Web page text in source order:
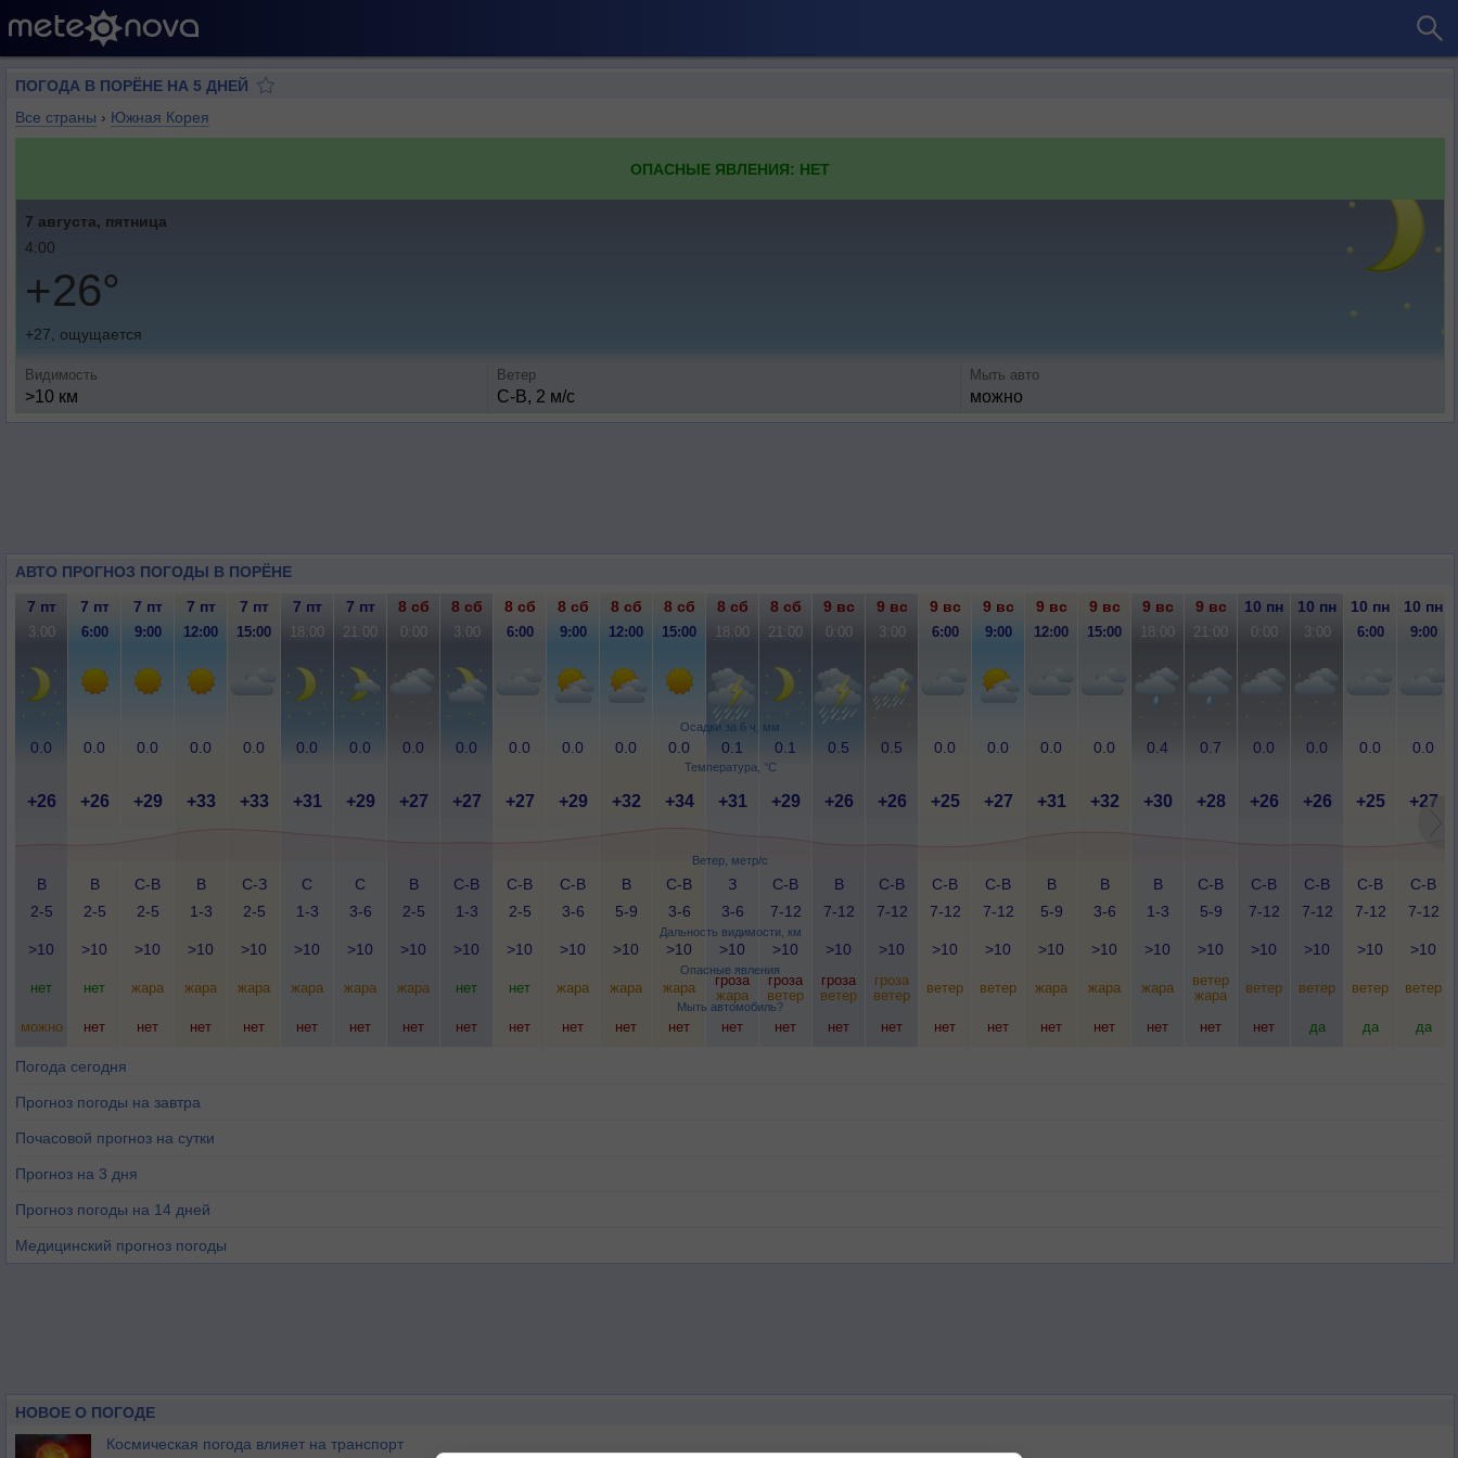
ПОГОДА В ПОРЁНЕ НА 5 ДНЕЙ
Все страны › Южная Корея
ОПАСНЫЕ ЯВЛЕНИЯ: НЕТ
7 августа, пятница
4:00
+26°
+27, ощущается
Видимость
>10 км
Ветер
С-В, 2 м/с
Мыть авто
можно
АВТО ПРОГНОЗ ПОГОДЫ В ПОРЁНЕ
Осадки за 6 ч, мм
Температура, °C
Ветер, метр/с
Дальность видимости, км
Опасные явления
Мыть автомобиль?
7 пт 7 пт 7 пт 7 пт 7 пт 7 пт 7 пт 8 сб 8 сб 8 сб 8 сб 8 сб 8 сб 8 сб 8 сб 9 вс 9 вс 9 вс 9 вс 9 вс 9 вс 9 вс 9 вс 10 пн 10 пн 10 пн 10 пн
3:00 6:00 9:00 12:00 15:00 18:00 21:00 0:00 3:00 6:00 9:00 12:00 15:00 18:00 21:00 0:00 3:00 6:00 9:00 12:00 15:00 18:00 21:00 0:00 3:00 6:00 9:00
0.0 0.0 0.0 0.0 0.0 0.0 0.0 0.0 0.0 0.0 0.0 0.0 0.0 0.1 0.1 0.5 0.5 0.0 0.0 0.0 0.0 0.4 0.7 0.0 0.0 0.0 0.0
+26 +26 +29 +33 +33 +31 +29 +27 +27 +27 +29 +32 +34 +31 +29 +26 +26 +25 +27 +31 +32 +30 +28 +26 +26 +25 +27
В
2-5
В
2-5
С-В
2-5
В
1-3
С-З
2-5
С
1-3
С
3-6
В
2-5
С-В
1-3
С-В
2-5
С-В
3-6
В
5-9
С-В
3-6
З
3-6
С-В
7-12
В
7-12
С-В
7-12
С-В
7-12
С-В
7-12
В
5-9
В
3-6
В
1-3
С-В
5-9
С-В
7-12
С-В
7-12
С-В
7-12
С-В
7-12
>10 >10 >10 >10 >10 >10 >10 >10 >10 >10 >10 >10 >10 >10 >10 >10 >10 >10 >10 >10 >10 >10 >10 >10 >10 >10 >10
нет нет жара жара жара жара жара жара нет нет жара жара жара
гроза
жара
гроза
ветер
гроза
ветер
гроза
ветер
ветер ветер жара жара жара
ветер
жара
ветер ветер ветер ветер
можно нет нет нет нет нет нет нет нет нет нет нет нет нет нет нет нет нет нет нет нет нет нет нет да да да
Погода сегодня
Прогноз погоды на завтра
Почасовой прогноз на сутки
Прогноз на 3 дня
Прогноз погоды на 14 дней
Медицинский прогноз погоды
НОВОЕ О ПОГОДЕ
Космическая погода влияет на транспорт